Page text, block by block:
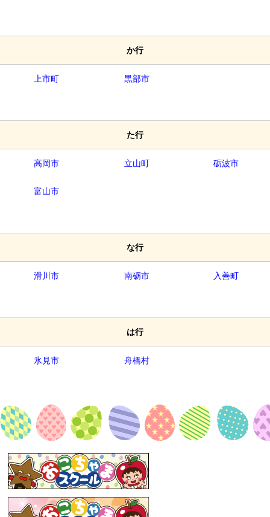
か行
上市町 黒部市
た行
高岡市 立山町 砺波市
富山市
な行
滑川市 南砺市 入善町
は行
氷見市 舟橋村